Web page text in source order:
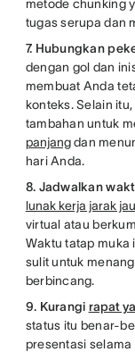
metode chunking
tugas serupa dan
7. Hubungkan
dengan gol dan
membuat Anda
konteks. Selain
tambahan untuk
panjangdan
hari Anda.
8. Jadwalkan
lunak kerja jarak
virtual atau
Waktu tatap muka
sulit untuk
berbincang.
9. Kurangi rapat
status itu benar-
presentasi